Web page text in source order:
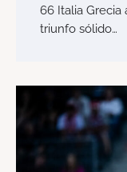
66 Italia Grecia
triunfo sólido…